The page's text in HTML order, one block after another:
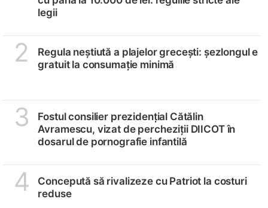
legii
2
Regula neștiută a plajelor grecești: șezlongul e
gratuit la consumație minimă
3
Fostul consilier prezidențial Cătălin
Avramescu, vizat de percheziții DIICOT în
dosarul de pornografie infantilă
4
Concepută să rivalizeze cu Patriot la costuri
reduse